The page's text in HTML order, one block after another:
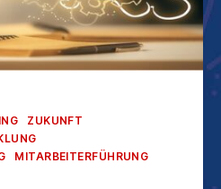
ZUKUNFT
MITARBEITERFÜHRUNG